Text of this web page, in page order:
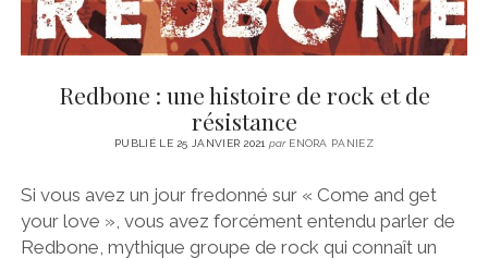
Redbone : une histoire de rock et de
résistance
PUBLIÉ LE 25 JANVIER 2021 parENORA PANIEZ
Si vous avez un jour fredonné sur « Come and get
your love », vous avez forcément entendu parler de
Redbone, mythique groupe de rock qui connaît un